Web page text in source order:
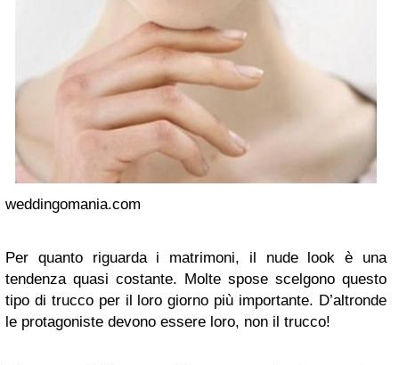
weddingomania.com
Per quanto riguarda i matrimoni, il nude look è una
tendenza quasi costante. Molte spose scelgono questo
tipo di trucco per il loro giorno più importante. D’altronde
le protagoniste devono essere loro, non il trucco!